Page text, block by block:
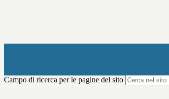
Campo di ricerca per le pagine del sito